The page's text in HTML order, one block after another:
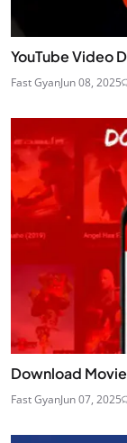
YouTube Video
Fast GyanJun 08, 2025
Download Movie
Fast GyanJun 07, 2025